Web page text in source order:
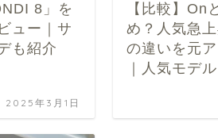
8」を
ュー｜サ
も紹介
2025年3月1日
【比較】On
め？人気急
の違いを元
｜人気モデ